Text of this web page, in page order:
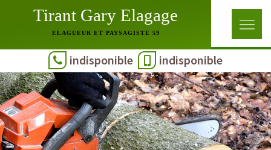
Tirant Gary Elagage
ELAGUEUR ET PAYSAGISTE 59
indisponible indisponible